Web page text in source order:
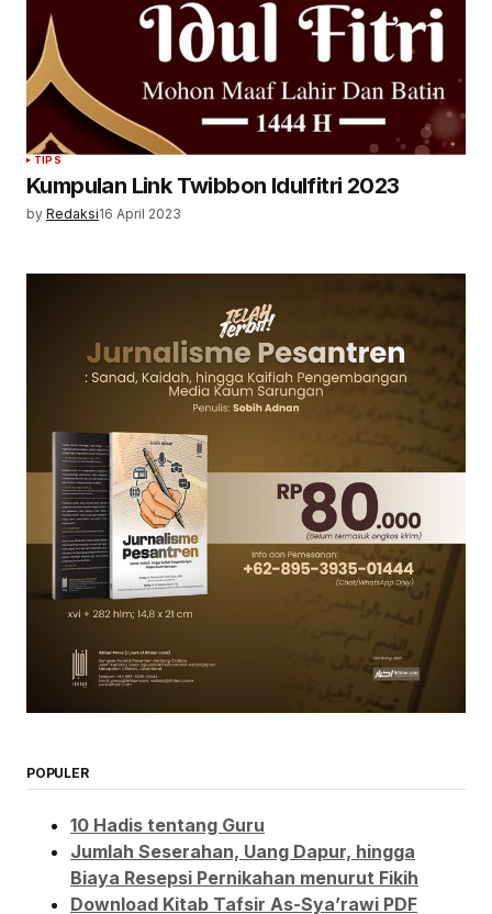
TIPS
Kumpulan Link Twibbon Idulfitri 2023
by Redaksi16 April 2023
POPULER
10 Hadis tentang Guru
Jumlah Seserahan, Uang Dapur, hingga
Biaya Resepsi Pernikahan menurut Fikih
Download Kitab Tafsir As-Sya’rawi PDF